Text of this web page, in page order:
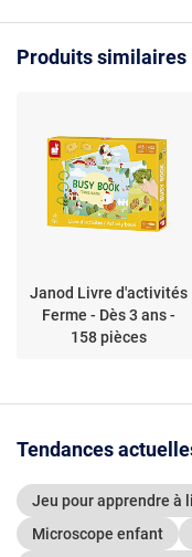
Produits similaires
Janod Livre d'activités
Ferme - Dès 3 ans -
158 pièces
Tendances
Jeu pour apprendre à
Microscope enfant